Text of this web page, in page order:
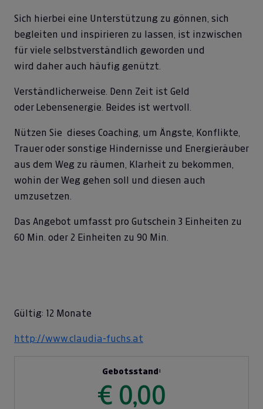
Sich hierbei eine Unterstützung zu gönnen, sich
begleiten und inspirieren zu lassen, ist inzwischen
für viele selbstverständlich geworden und
wird daher auch häufig genützt.
Verständlicherweise. Denn Zeit ist Geld
oder Lebensenergie. Beides ist wertvoll.
Nützen Sie dieses Coaching, um Ängste, Konflikte,
Trauer oder sonstige Hindernisse und Energieräuber
aus dem Weg zu räumen, Klarheit zu bekommen,
wohin der Weg gehen soll und diesen auch
umzusetzen.
Das Angebot umfasst pro Gutschein 3 Einheiten zu
60 Min. oder 2 Einheiten zu 90 Min.
Gültig: 12 Monate
http://www.claudia-fuchs.at
Gebotsstand:
€ 0,00